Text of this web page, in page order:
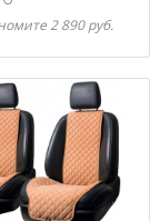
2 890 руб.